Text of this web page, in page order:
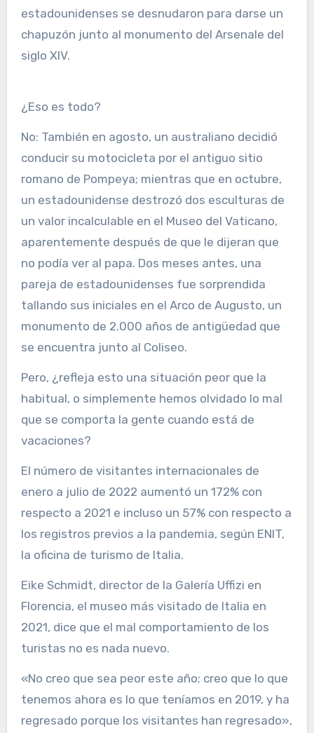
estadounidenses se desnudaron para darse un
chapuzón junto al monumento del Arsenale del
siglo XIV.
¿Eso es todo?
No: También en agosto, un australiano decidió
conducir su motocicleta por el antiguo sitio
romano de Pompeya; mientras que en octubre,
un estadounidense destrozó dos esculturas de
un valor incalculable en el Museo del Vaticano,
aparentemente después de que le dijeran que
no podía ver al papa. Dos meses antes, una
pareja de estadounidenses fue sorprendida
tallando sus iniciales en el Arco de Augusto, un
monumento de 2.000 años de antigüedad que
se encuentra junto al Coliseo.
Pero, ¿refleja esto una situación peor que la
habitual, o simplemente hemos olvidado lo mal
que se comporta la gente cuando está de
vacaciones?
El número de visitantes internacionales de
enero a julio de 2022 aumentó un 172% con
respecto a 2021 e incluso un 57% con respecto a
los registros previos a la pandemia, según ENIT,
la oficina de turismo de Italia.
Eike Schmidt, director de la Galería Uffizi en
Florencia, el museo más visitado de Italia en
2021, dice que el mal comportamiento de los
turistas no es nada nuevo.
«No creo que sea peor este año; creo que lo que
tenemos ahora es lo que teníamos en 2019, y ha
regresado porque los visitantes han regresado»,